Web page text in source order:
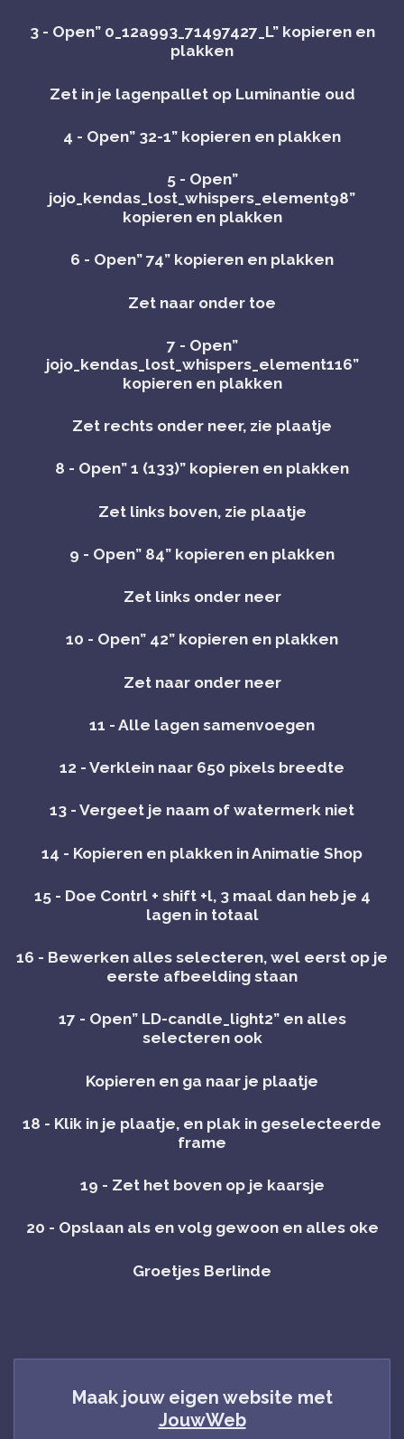
3 - Open” 0_12a993_71497427_L” kopieren en
plakken
Zet in je lagenpallet op Luminantie oud
4 - Open” 32-1” kopieren en plakken
5 - Open”
jojo_kendas_lost_whispers_element98”
kopieren en plakken
6 - Open” 74” kopieren en plakken
Zet naar onder toe
7 - Open”
jojo_kendas_lost_whispers_element116”
kopieren en plakken
Zet rechts onder neer, zie plaatje
8 - Open” 1 (133)” kopieren en plakken
Zet links boven, zie plaatje
9 - Open” 84” kopieren en plakken
Zet links onder neer
10 - Open” 42” kopieren en plakken
Zet naar onder neer
11 - Alle lagen samenvoegen
12 - Verklein naar 650 pixels breedte
13 - Vergeet je naam of watermerk niet
14 - Kopieren en plakken in Animatie Shop
15 - Doe Contrl + shift +l, 3 maal dan heb je 4
lagen in totaal
16 - Bewerken alles selecteren, wel eerst op je
eerste afbeelding staan
17 - Open” LD-candle_light2” en alles
selecteren ook
Kopieren en ga naar je plaatje
18 - Klik in je plaatje, en plak in geselecteerde
frame
19 - Zet het boven op je kaarsje
20 - Opslaan als en volg gewoon en alles oke
Groetjes Berlinde
Maak jouw eigen website met
JouwWeb